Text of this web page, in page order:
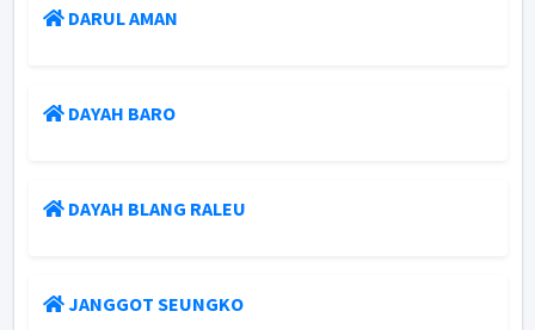
DARUL AMAN
DAYAH BARO
DAYAH BLANG RALEU
JANGGOT SEUNGKO